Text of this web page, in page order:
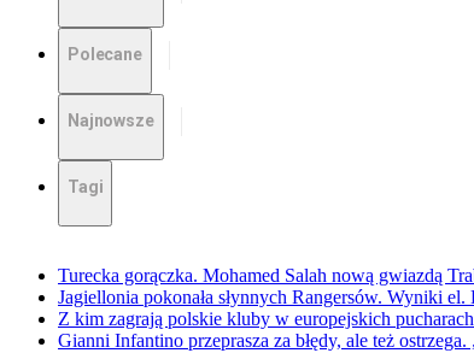
Polecane
Najnowsze
Tagi
Turecka gorączka. Mohamed Salah nową gwiazdą
Jagiellonia pokonała słynnych Rangersów. Wyniki
Z kim zagrają polskie kluby w europejskich
Gianni Infantino przeprasza za błędy, ale też